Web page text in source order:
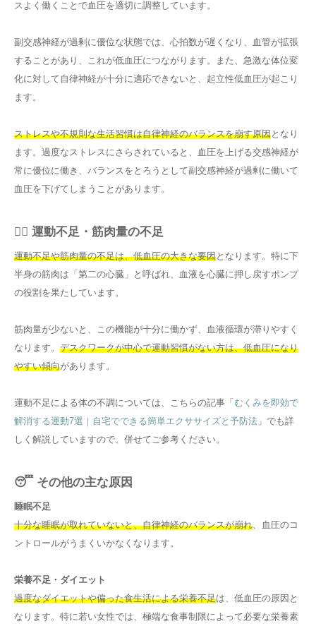
スよく働くことで血圧を適切に調整しています。
副交感神経が過剰に優位な状態では、心拍数が遅くなり、血管が拡張
することがあり、これが低血圧につながります。また、急激な体位変
化に対して自律神経が十分に適応できないと、起立性低血圧が起こり
ます。
ストレスや不規則な生活習慣は自律神経のバランスを崩す原因となり
ます。過度なストレスにさらされていると、血圧を上げる交感神経が
常に優位に働き、バランスをとろうとして副交感神経が過剰に働いて
血圧を下げてしまうことがあります。
🏃‍♀️ 運動不足・筋肉量の不足
運動不足や筋肉量の不足は、低血圧の大きな要因となります。特に下
半身の筋肉は「第二の心臓」と呼ばれ、血液を心臓に押し戻すポンプ
の役割を果たしています。
筋肉量が少ないと、この機能が十分に働かず、血液循環が滞りやすく
なります。 デスクワークが中心で運動習慣がない方は、低血圧になり
やすい傾向があります。
運動不足による体の不調については、こちらの記事「 むくみを即効で
解消する運動7選｜自宅でできる簡単エクササイズと予防法 」でも詳
しく解説していますので、併せてご参考ください。
😴 その他の主な原因
睡眠不足
十分な睡眠が取れていないと、自律神経のバランスが崩れ、血圧のコ
ントロールがうまくいかなくなります。
栄養不足・ダイエット
過度なダイエットや偏った食生活による栄養不足は、低血圧の原因と
なります。特に若い女性では、極端な食事制限によって必要な栄養素